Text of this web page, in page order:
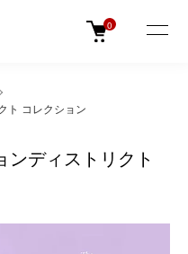
0
ト コレクション
ンディストリクト